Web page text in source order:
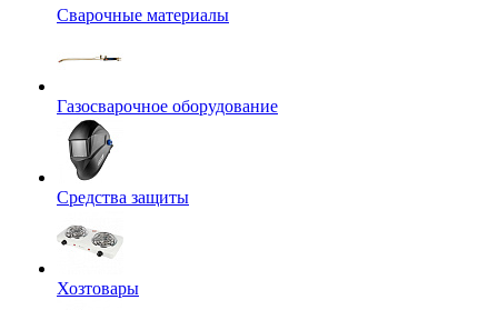
Сварочные материалы
Газосварочное оборудование
Средства защиты
Хозтовары